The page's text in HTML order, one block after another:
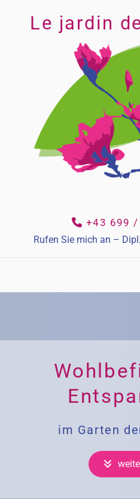
Le jardin
 +43 699 /
Rufen Sie mich an –
im Garten